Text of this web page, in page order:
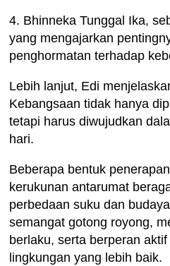
4. Bhinneka Tunggal Ika,
yang mengajarkan
penghormatan terhadap
Lebih lanjut, Edi
Kebangsaan tidak hanya
tetapi harus diwujudkan
hari.
Beberapa bentuk
kerukunan antarumat
perbedaan suku dan
semangat gotong royong,
berlaku, serta berperan
lingkungan yang lebih baik.